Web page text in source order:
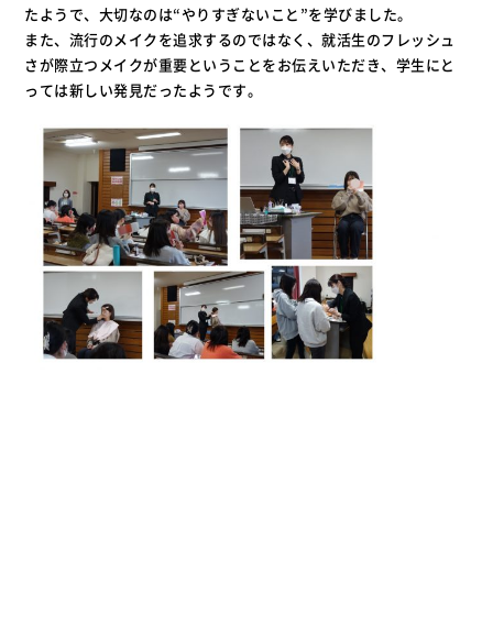
たようで、大切なのは“やりすぎないこと”を学びました。
また、流行のメイクを追求するのではなく、就活生のフレッシュ
さが際立つメイクが重要ということをお伝えいただき、学生にと
っては新しい発見だったようです。